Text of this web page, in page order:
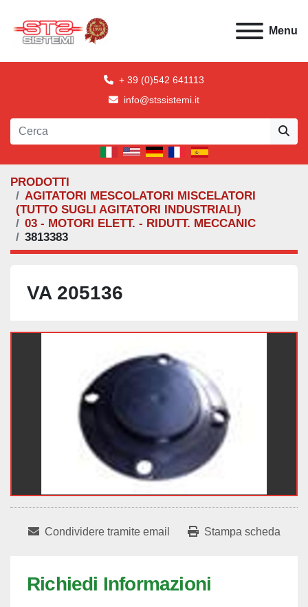
Menu
+ 39 (0)542 641113
info@stssistemi.it
PRODOTTI
AGITATORI MESCOLATORI MISCELATORI
(TUTTO SUGLI AGITATORI INDUSTRIALI)
03 - MOTORI ELETT. - RIDUTT. MECCANIC
3813383
VA 205136
Condividere tramite email Stampa scheda
Richiedi Informazioni